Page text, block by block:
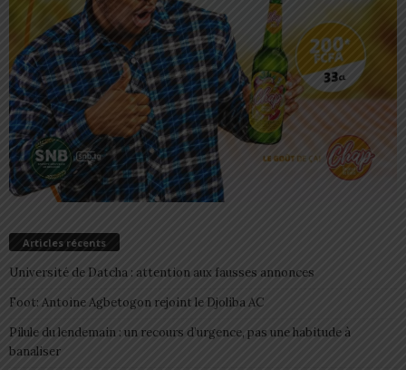
Articles récents
Université de Datcha : attention aux fausses annonces
Foot: Antoine Agbetogon rejoint le Djoliba AC
Pilule du lendemain : un recours d’urgence, pas une habitude à
banaliser